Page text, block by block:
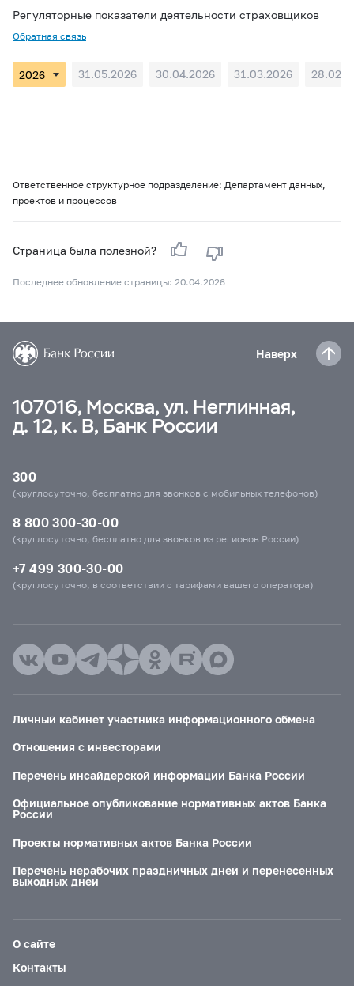
Регуляторные показатели деятельности страховщиков
Обратная связь
31.05.2026 30.04.2026 31.03.2026
Ответственное структурное подразделение: Департамент данных,
проектов и процессов
Страница была полезной?
Последнее обновление страницы: 20.04.2026
Наверх
107016, Москва, ул. Неглинная,
д. 12, к. В, Банк России
300
(круглосуточно, бесплатно для звонков с мобильных телефонов)
8 800 300-30-00
(круглосуточно, бесплатно для звонков из регионов России)
+7 499 300-30-00
(круглосуточно, в соответствии с тарифами вашего оператора)
Личный кабинет участника информационного обмена
Отношения с инвесторами
Перечень инсайдерской информации Банка России
Официальное опубликование нормативных актов Банка
России
Проекты нормативных актов Банка России
Перечень нерабочих праздничных дней и перенесенных
выходных дней
О сайте
Контакты